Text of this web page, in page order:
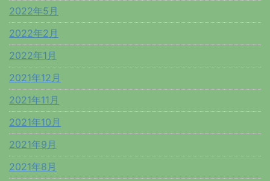
2022年5月
2022年2月
2022年1月
2021年12月
2021年11月
2021年10月
2021年9月
2021年8月